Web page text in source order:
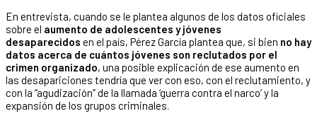
En entrevista, cuando se le plantea algunos de los datos oficiales
sobre el aumento de adolescentes y jóvenes
desaparecidos en el país, Pérez García plantea que, si bien no hay
datos acerca de cuántos jóvenes son reclutados por el
crimen organizado, una posible explicación de ese aumento en
las desapariciones tendría que ver con eso, con el reclutamiento, y
con la “agudización” de la llamada ‘guerra contra el narco’ y la
expansión de los grupos criminales.